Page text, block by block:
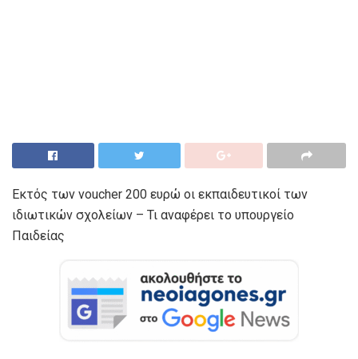
Εκτός των voucher 200 ευρώ οι εκπαιδευτικοί των
ιδιωτικών σχολείων – Τι αναφέρει το υπουργείο
Παιδείας